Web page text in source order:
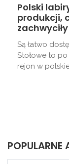
Polski
produkcji,
Są łatwo
Stołowe to
rejon w
POPULARNE